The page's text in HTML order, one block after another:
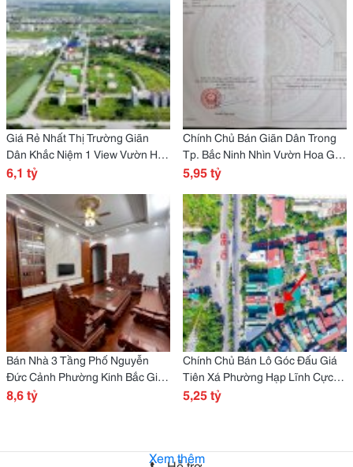
Giá Rẻ Nhất Thị Trường Giãn
Dân Khắc Niệm 1 View Vườn Hoa
6,1 Tỷ
6,1 tỷ
Chính Chủ Bán Giãn Dân Trong
Tp. Bắc Ninh Nhìn Vườn Hoa Giá
5,X Tỷ
5,95 tỷ
Bán Nhà 3 Tầng Phố Nguyễn
Đức Cảnh Phường Kinh Bắc Giá
Hơn 8 Tỷ
8,6 tỷ
Chính Chủ Bán Lô Góc Đấu Giá
Tiên Xá Phường Hạp Lĩnh Cực
Đẹp Giá 5,25 Tỷ
5,25 tỷ
Xem thêm